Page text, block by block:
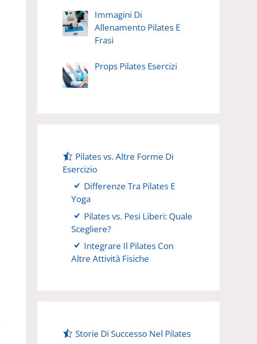
Immagini Di
Allenamento Pilates E
Frasi
Props Pilates Esercizi
Pilates vs. Altre Forme Di
Esercizio
Differenze Tra Pilates E
Yoga
Pilates vs. Pesi Liberi: Quale
Scegliere?
Integrare Il Pilates Con
Altre Attività Fisiche
Storie Di Successo Nel Pilates